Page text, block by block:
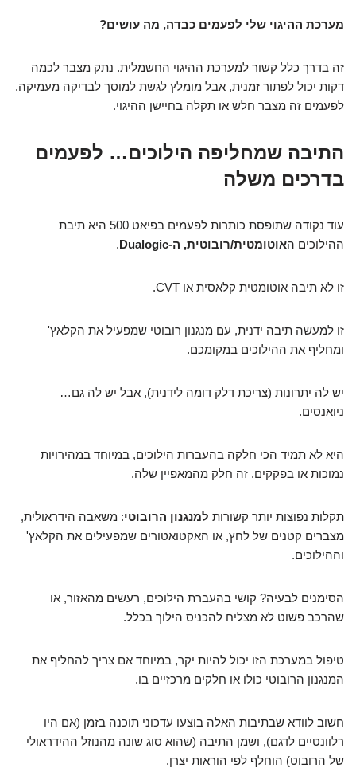
מערכת ההיגוי שלי לפעמים כבדה, מה עושים?
זה בדרך כלל קשור למערכת ההיגוי החשמלית. נתק מצבר לכמה
דקות יכול לפתור זמנית, אבל מומלץ לגשת למוסך לבדיקה מעמיקה.
לפעמים זה מצבר חלש או תקלה בחיישן ההיגוי.
התיבה שמחליפה הילוכים… לפעמים
בדרכים משלה
עוד נקודה שתופסת כותרות לפעמים בפיאט 500 היא תיבת
ההילוכים האוטומטית/רובוטית, ה-Dualogic .
זו לא תיבה אוטומטית קלאסית או CVT.
זו למעשה תיבה ידנית, עם מנגנון רובוטי שמפעיל את הקלאץ'
ומחליף את ההילוכים במקומכם.
יש לה יתרונות (צריכת דלק דומה לידנית), אבל יש לה גם…
ניואנסים.
היא לא תמיד הכי חלקה בהעברות הילוכים, במיוחד במהירויות
נמוכות או בפקקים. זה חלק מהמאפיין שלה.
תקלות נפוצות יותר קשורות למנגנון הרובוטי: משאבה הידראולית,
מצברים קטנים של לחץ, או האקטואטורים שמפעילים את הקלאץ'
וההילוכים.
הסימנים לבעיה? קושי בהעברת הילוכים, רעשים מהאזור, או
שהרכב פשוט לא מצליח להכניס הילוך בכלל.
טיפול במערכת הזו יכול להיות יקר, במיוחד אם צריך להחליף את
המנגנון הרובוטי כולו או חלקים מרכזיים בו.
חשוב לוודא שבתיבות האלה בוצעו עדכוני תוכנה בזמן (אם היו
רלוונטיים לדגם), ושמן התיבה (שהוא סוג שונה מהנוזל ההידראולי
של הרובוט) הוחלף לפי הוראות יצרן.